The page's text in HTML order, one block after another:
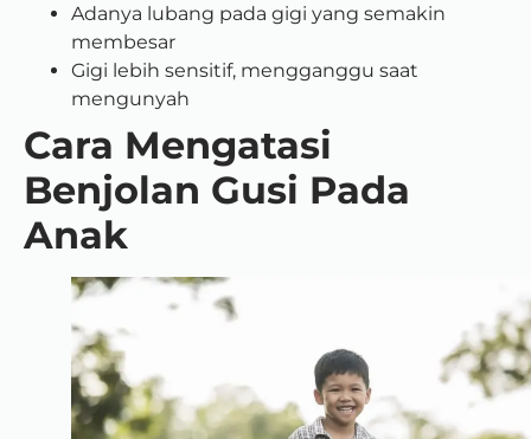
Adanya lubang pada gigi yang semakin
membesar
Gigi lebih sensitif, mengganggu saat
mengunyah
Cara Mengatasi
Benjolan Gusi Pada
Anak